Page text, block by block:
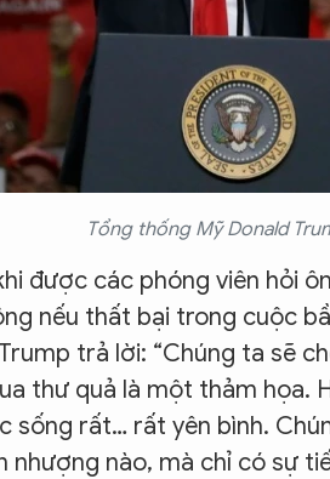
Tổng thống Mỹ Donald
được các phóng viên hỏi
nếu thất bại trong cuộc
trả lời: “Chúng ta sẽ
thư quả là một thảm họa.
sống rất… rất yên bình.
nhượng nào, mà chỉ có sự